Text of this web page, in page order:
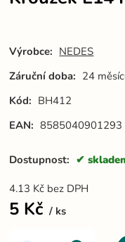
Výrobce: NEDES
Záruční doba: 24
Kód: BH412
EAN: 8585040901293
Dostupnost:
4.13 Kč bez DPH
5 Kč ks